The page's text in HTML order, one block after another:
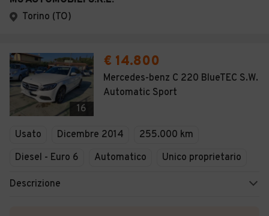
Torino (TO)
16
€ 14.800
Mercedes-benz C 220 BlueTEC S.W.
Automatic Sport
Usato Dicembre 2014
255.000 km
Diesel - Euro 6
Automatico Unico proprietario
Descrizione